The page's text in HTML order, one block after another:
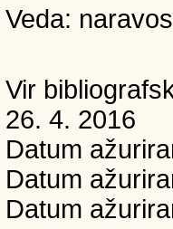
Veda:
Vir
26. 4. 2016
Datum
Datum
Datum